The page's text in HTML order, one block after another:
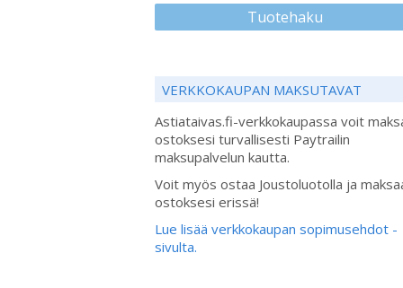
Tuotehaku
VERKKOKAUPAN MAKSUTAVAT
Astiataivas.fi-verkkokaupassa voit
ostoksesi turvallisesti Paytrailin
maksupalvelun kautta.
Voit myös ostaa Joustoluotolla ja
ostoksesi erissä!
Lue lisää verkkokaupan sopimusehdot -
sivulta.